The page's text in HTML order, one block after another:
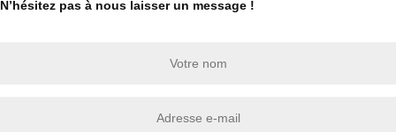
N’hésitez pas à nous laisser un message !